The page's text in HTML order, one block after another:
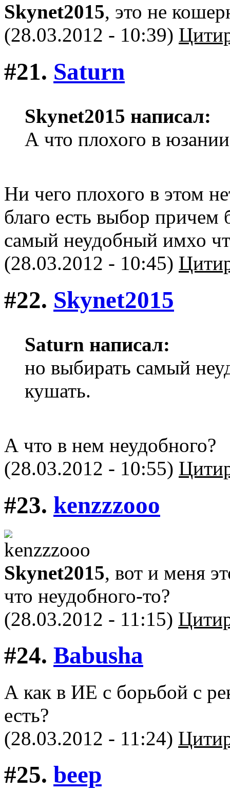
Skynet2015, это не
(28.03.2012 - 10:39)
#21. Saturn
Skynet2015 написал:
А что плохого в
Ни чего плохого в этом
благо есть выбор причем
самый неудобный имхо
(28.03.2012 - 10:45)
#22. Skynet2015
Saturn написал:
но выбирать самый
кушать.
А что в нем неудобного?
(28.03.2012 - 10:55)
#23. kenzzzooo
Skynet2015, вот и меня
что неудобного-то?
(28.03.2012 - 11:15)
#24. Babusha
А как в ИЕ с борьбой с
есть?
(28.03.2012 - 11:24)
#25. beep